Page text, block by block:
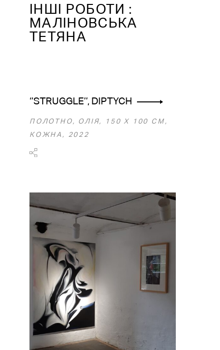
IНШІ РОБОТИ :
МАЛІНОВСЬКА
ТЕТЯНА
‘’STRUGGLE’’, DIPTYCH
ПОЛОТНО, ОЛІЯ, 150 X 100 CМ,
КОЖНА, 2022